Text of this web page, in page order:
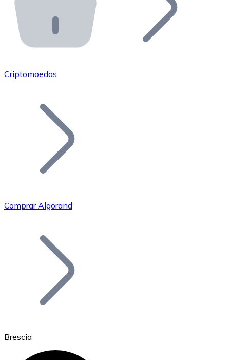
API Bitnovo
Integre nossa API no seu ecossistema.
Junte-se à nossa rede de revendedores e comercialize
Adicione o token do seu projeto ao nosso serviço de
Bitcoin
Criptomoedas
Comprar Algorand
Brescia